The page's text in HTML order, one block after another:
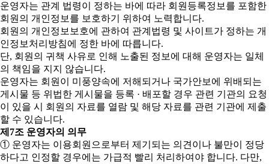
운영자는 관계 법령이 정하는 바에 따라 회원등록정보를 포함한
회원의 개인정보를 보호하기 위하여 노력합니다.
회원의 개인정보보호에 관하여 관계법령 및 사이트가 정하는 개
인정보처리방침에 정한 바에 따릅니다.
단, 회원의 귀책 사유로 인해 노출된 정보에 대해 운영자는 일체
의 책임을 지지 않습니다.
운영자는 회원이 미풍양속에 저해되거나 국가안보에 위배되는
게시물 등 위법한 게시물을 등록 · 배포할 경우 관련 기관의 요청
이 있을 시 회원의 자료를 열람 및 해당 자료를 관련 기관에 제출
할 수 있습니다.
제7조 운영자의 의무
① 운영자는 이용회원으로부터 제기되는 의견이나 불만이 정당
하다고 인정할 경우에는 가급적 빨리 처리하여야 합니다. 다만,